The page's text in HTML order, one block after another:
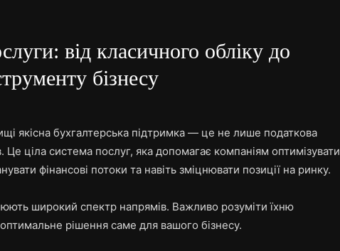
від класичного обліку до
бізнесу
якісна бухгалтерська підтримка — це не лише податкова
Це ціла система послуг, яка допомагає компаніям оптимізувати
фінансові потоки та навіть зміцнювати позиції на ринку.
широкий спектр напрямів. Важливо розуміти їхню
рішення саме для вашого бізнесу.